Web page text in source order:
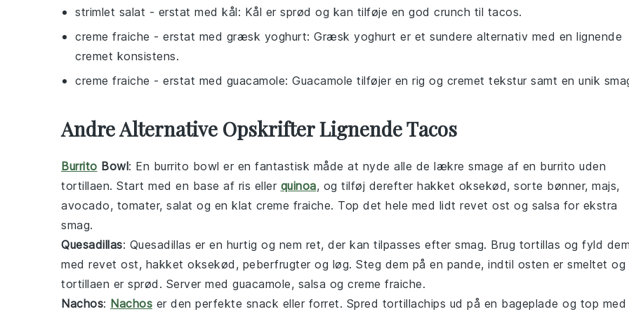
strimlet salat - erstat med kål: Kål er sprød og kan tilføje en god crunch til tacos.
creme fraiche - erstat med græsk yoghurt: Græsk yoghurt er et sundere alternativ med en lignende
cremet konsistens.
creme fraiche - erstat med guacamole: Guacamole tilføjer en rig og cremet tekstur samt en unik
Andre Alternative Opskrifter Lignende Tacos
Burrito Bowl: En burrito bowl er en fantastisk måde at nyde alle de lækre smage af en burrito uden
tortillaen. Start med en base af ris eller quinoa, og tilføj derefter hakket oksekød, sorte bønner, majs,
avocado, tomater, salat og en klat creme fraiche. Top det hele med lidt revet ost og salsa for ekstra
smag.
Quesadillas: Quesadillas er en hurtig og nem ret, der kan tilpasses efter smag. Brug tortillas og fyld
med revet ost, hakket oksekød , peberfrugter og løg. Steg dem på en pande, indtil osten er smeltet og
tortillaen er sprød. Server med guacamole, salsa og creme fraiche.
Nachos: Nachos er den perfekte snack eller forret. Spred tortillachips ud på en bageplade og top med